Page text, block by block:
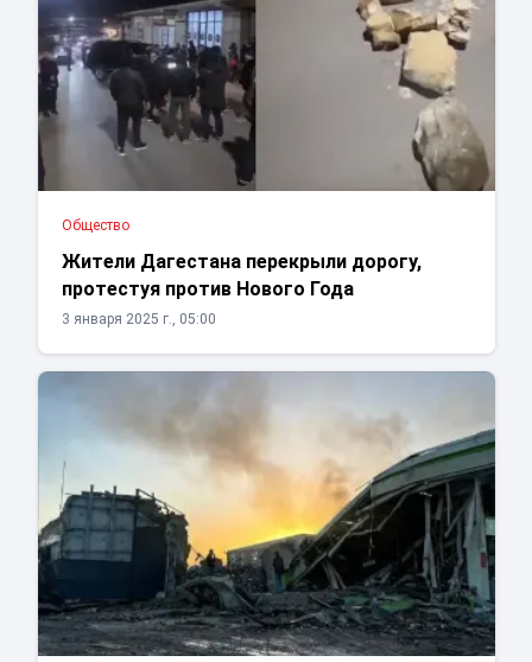
Общество
Жители Дагестана перекрыли дорогу,
протестуя против Нового Года
3 января 2025 г., 05:00